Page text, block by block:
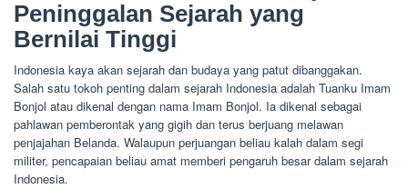
Peninggalan Sejarah yang
Bernilai Tinggi
Indonesia kaya akan sejarah dan budaya yang patut dibanggakan.
Salah satu tokoh penting dalam sejarah Indonesia adalah Tuanku Imam
Bonjol atau dikenal dengan nama Imam Bonjol. Ia dikenal sebagai
pahlawan pemberontak yang gigih dan terus berjuang melawan
penjajahan Belanda. Walaupun perjuangan beliau kalah dalam segi
militer, pencapaian beliau amat memberi pengaruh besar dalam sejarah
Indonesia.